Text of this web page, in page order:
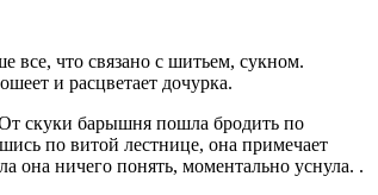
все, что связано с шитьем, сукном.
и расцветает дочурка.
скуки барышня пошла бродить по
по витой лестнице, она примечает
она ничего понять, моментально уснула. .